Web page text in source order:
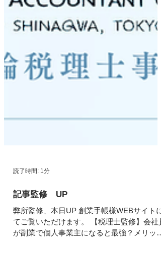
読了時間: 1分
記事監修 UP
弊所監修、本日UP 創業手帳様WEBサイトに